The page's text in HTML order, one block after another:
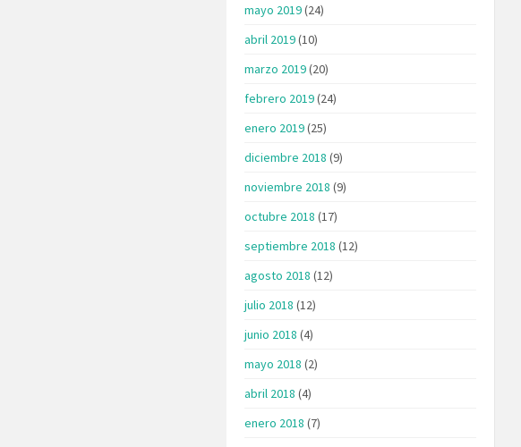
mayo 2019(24)
abril 2019(10)
marzo 2019(20)
febrero 2019(24)
enero 2019(25)
diciembre 2018 (9)
noviembre 2018 (9)
octubre 2018 (17)
septiembre 2018 (12)
agosto 2018 (12)
julio 2018 (12)
junio 2018 (4)
mayo 2018 (2)
abril 2018 (4)
enero 2018 (7)